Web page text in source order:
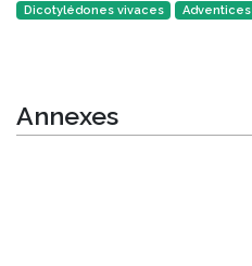
Dicotylédones vivaces Adventices
Annexes